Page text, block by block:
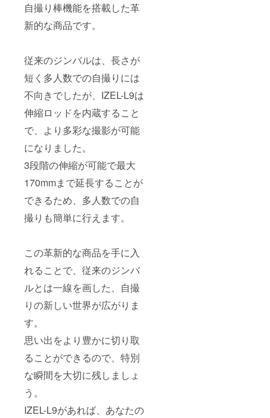
自撮り棒機能を搭載した革
新的な商品です。
従来のジンバルは、長さが
短く多人数での自撮りには
不向きでしたが、IZEL-L9は
伸縮ロッドを内蔵すること
で、より多彩な撮影が可能
になりました。
3段階の伸縮が可能で最大
170mmまで延長することが
できるため、多人数での自
撮りも簡単に行えます。
この革新的な商品を手に入
れることで、従来のジンバ
ルとは一線を画した、自撮
りの新しい世界が広がりま
す。
思い出をより豊かに切り取
ることができるので、特別
な瞬間を大切に残しましょ
う。
IZEL-L9があれば、あなたの